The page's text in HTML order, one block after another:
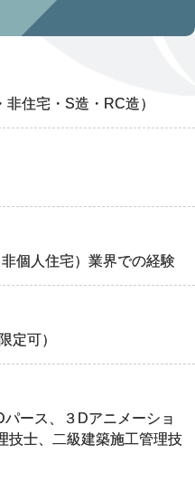
住宅・S造・RC造）
個人住宅）業界での経験
定可）
ース、３Dアニメーショ
技士、二級建築施工管理技